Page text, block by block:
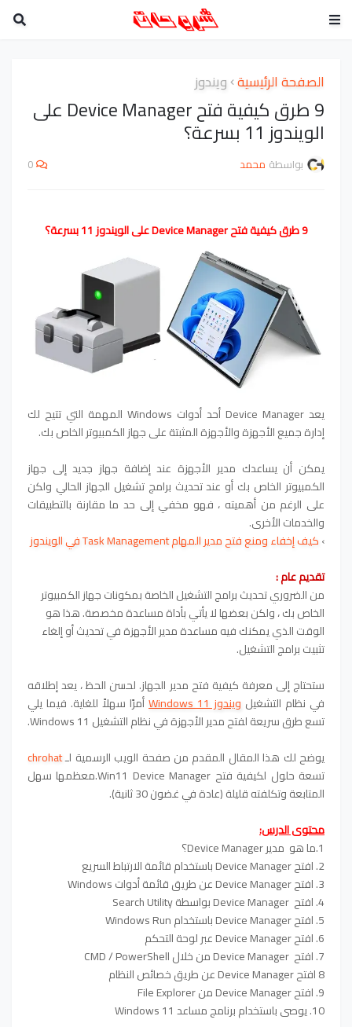
الصفحة الرئيسية ويندوز
9 طرق كيفية فتح Device Manager على
الويندوز 11 بسرعة؟
بواسطة محمد 0
9 طرق كيفية فتح Device Manager على الويندوز 11 بسرعة؟
يعد Device Manager أحد أدوات Windows المهمة التي تتيح لك
إدارة جميع الأجهزة والأجهزة المثبتة على جهاز الكمبيوتر الخاص بك.
يمكن أن يساعدك مدير الأجهزة عند إضافة جهاز جديد إلى جهاز
الكمبيوتر الخاص بك أو عند تحديث برامج تشغيل الجهاز الحالي ولكن
على الرغم من أهميته ، فهو مخفي إلى حد ما مقارنة بالتطبيقات
والخدمات الأخرى.
›كيف إخفاء ومنع فتح مدير المهام Task Management في الويندوز
تقديم عام :
من الضروري تحديث برامج التشغيل الخاصة بمكونات جهاز الكمبيوتر
الخاص بك ، ولكن بعضها لا يأتي بأداة مساعدة مخصصة. هذا هو
الوقت الذي يمكنك فيه مساعدة مدير الأجهزة في تحديث أو إلغاء
تثبيت برامج التشغيل.
ستحتاج إلى معرفة كيفية فتح مدير الجهاز. لحسن الحظ ، يعد إطلاقه
في نظام التشغيل ويندوز Windows 11
أمرًا سهلاً للغاية. فيما يلي
تسع طرق سريعة لفتح مدير الأجهزة في نظام التشغيل Windows 11.
يوضح لك هذا المقال المقدم من صفحة الويب الرسمية لـchrohat
تسعة حلول لكيفية فتح Win11 Device Manager.
معظمها سهل
المتابعة وتكلفته قليلة (عادة في غضون 30 ثانية).
محتوى الدرس:
1.ما هو مدير Device Manager؟
2. افتح Device Manager باستخدام قائمة الارتباط السريع
3. افتح Device Manager عن طريق قائمة أدوات Windows
4. افتح Device Manager بواسطة Search Utility
5. افتح Device Manager باستخدام Windows Run
6. افتح Device Manager عبر لوحة التحكم
7. افتح Device Manager من خلال CMD / PowerShell
8 افتح Device Manager عن طريق خصائص النظام
9. افتح Device Manager من File Explorer
10. يوصى باستخدام برنامج مساعد Windows 11